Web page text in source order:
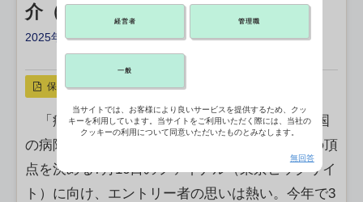
介（57）【広報誌部門】
2025年05月07日 18:25
リンクをコピー
保存
「病院広報アワード2025」大賞を目指し、全国
の病院からのエントリーが続々と。“病院広報”の頂
点を決める7月16日のファイナル（東京ビッグサイ
ト）に向け、エントリー者の思いは熱い。今年で3
経営者 管理職
一般
当サイトでは、お客様により良いサービスを提供するため、クッ
キーを利用しています。当サイトをご利用いただく際には、当社の
クッキーの利用について同意いただいたものとみなします。
無回答